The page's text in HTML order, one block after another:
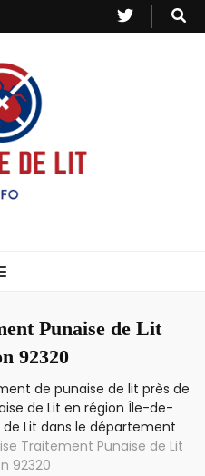
Punaise de Lit
92320
de punaise de lit près de
de Lit en région Île-de-
de Lit dans le département
Traitement Punaise de Lit
92320